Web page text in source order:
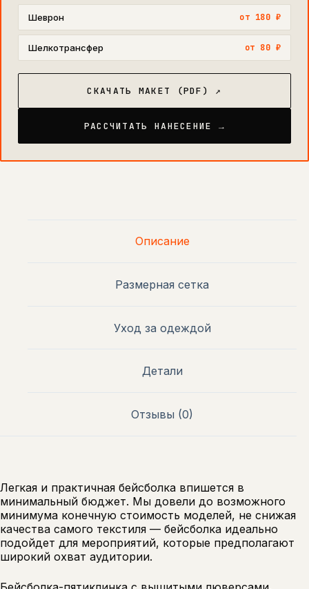
Шеврон от 180 ₽
Шелкотрансфер от 80 ₽
СКАЧАТЬ МАКЕТ (PDF) ↗
РАССЧИТАТЬ НАНЕСЕНИЕ →
Описание
Размерная сетка
Уход за одеждой
Детали
Отзывы (0)
Легкая и практичная бейсболка впишется в
минимальный бюджет. Мы довели до возможного
минимума конечную стоимость моделей, не снижая
качества самого текстиля — бейсболка идеально
подойдет для мероприятий, которые предполагают
широкий охват аудитории.